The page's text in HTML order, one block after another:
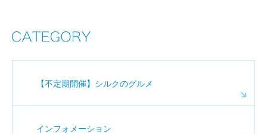
【不定期開催】シルクのグルメ
インフォメーション